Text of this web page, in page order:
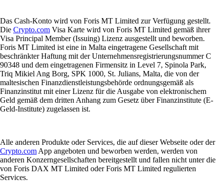
Das Cash-Konto wird von Foris MT Limited zur Verfügung gestellt.
Die Crypto.com Visa Karte wird von Foris MT Limited gemäß ihrer
Visa Principal Member (Issuing) Lizenz ausgestellt und beworben.
Foris MT Limited ist eine in Malta eingetragene Gesellschaft mit
beschränkter Haftung mit der Unternehmensregistrierungsnummer C
90348 und dem eingetragenen Firmensitz in Level 7, Spinola Park,
Triq Mikiel Ang Borg, SPK 1000, St. Julians, Malta, die von der
maltesischen Finanzdienstleistungsbehörde ordnungsgemäß als
Finanzinstitut mit einer Lizenz für die Ausgabe von elektronischem
Geld gemäß dem dritten Anhang zum Gesetz über Finanzinstitute (E-
Geld-Institute) zugelassen ist.
Alle anderen Produkte oder Services, die auf dieser Webseite oder der
Crypto.com App angeboten und beworben werden, werden von
anderen Konzerngesellschaften bereitgestellt und fallen nicht unter die
von Foris DAX MT Limited oder Foris MT Limited regulierten
Services.